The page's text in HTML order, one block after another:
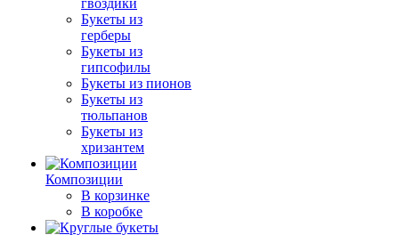
гвоздики
Букеты из
герберы
Букеты из
гипсофилы
Букеты из пионов
Букеты из
тюльпанов
Букеты из
хризантем
Композиции
В корзинке
В коробке